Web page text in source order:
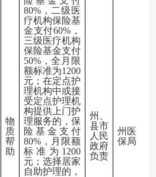
物
质
帮
助
80%，二级医
疗机构保险基
金支付60%，
三级医疗机构
保险基金支付
50%，全月限
额标准为1200
元；在定点护
理机构中或接
受定点护理机
构提供上门护
理服务的，保
险基金支付
80%，月限额
标准为1200
元；选择居家
自助护理的，
州、
县市
人民
政府
负责
州医
保局